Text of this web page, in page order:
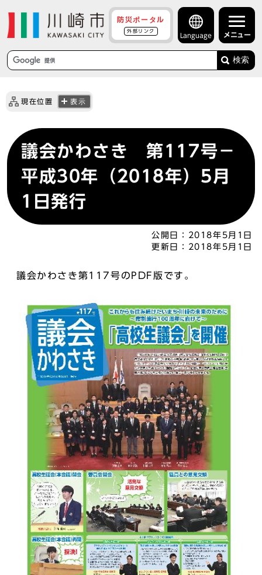
防災ポータル
外部リンク
Language メニュー
検索
現在位置 表示
議会かわさき 第117号－
平成30年（2018年）5月
1日発行
公開日：
2018年5月1日
更新日：
2018年5月1日
議会かわさき第117号のPDF版です。